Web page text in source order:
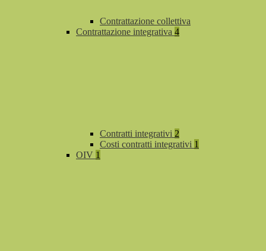
Contrattazione collettiva
Contrattazione integrativa 4
Contratti integrativi 2
Costi contratti integrativi 1
OIV 1